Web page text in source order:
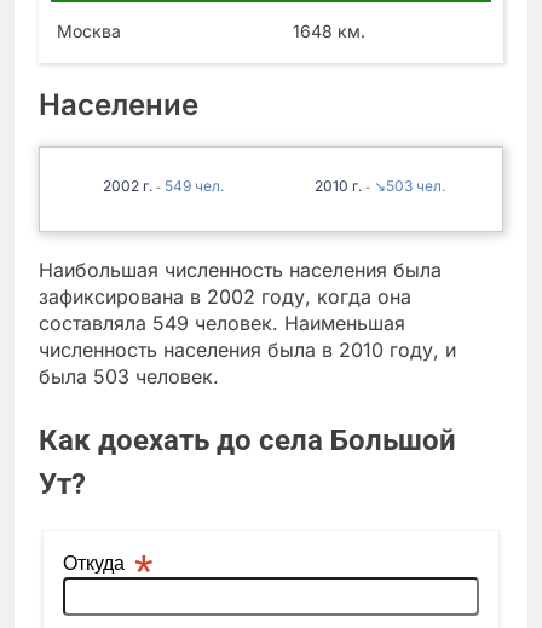
Москва 1648 км.
Население
2002 - 549 2010 - ↘503
Наибольшая численность населения была
зафиксирована в 2002 году, когда она
составляла 549 человек. Наименьшая
численность населения была в 2010 году, и
была 503 человек.
Как доехать до села Большой
Ут?